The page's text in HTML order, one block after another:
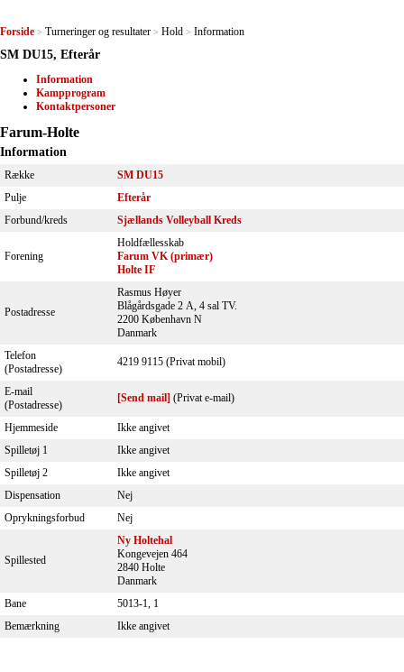
Forside > Turneringer og resultater > Hold > Information
SM DU15, Efterår
Information
Kampprogram
Kontaktpersoner
Farum-Holte
Information
Række
SM DU15
Pulje
Efterår
Forbund/kreds
Sjællands Volleyball Kreds
Forening
Holdfællesskab
Farum VK (primær)
Holte IF
Postadresse
Rasmus Høyer
Blågårdsgade 2 A, 4 sal TV.
2200 København N
Danmark
Telefon
(Postadresse)
4219 9115 (Privat mobil)
E-mail
(Postadresse)
[Send mail] (Privat e-mail)
Hjemmeside
Ikke angivet
Spilletøj 1
Ikke angivet
Spilletøj 2
Ikke angivet
Dispensation
Nej
Oprykningsforbud
Nej
Spillested
Ny Holtehal
Kongevejen 464
2840 Holte
Danmark
Bane
5013-1, 1
Bemærkning
Ikke angivet